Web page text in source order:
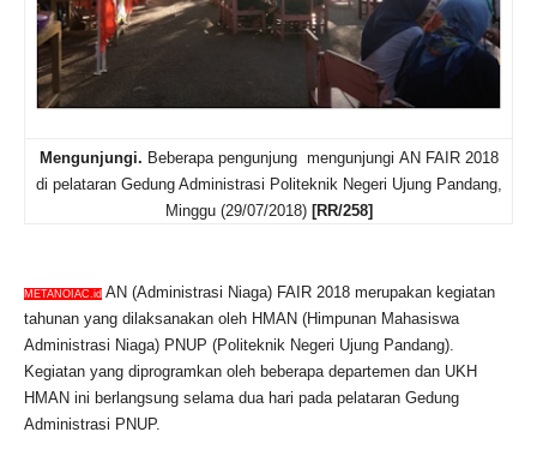
Mengunjungi. Beberapa pengunjung mengunjungi AN FAIR 2018
di pelataran Gedung Administrasi Politeknik Negeri Ujung Pandang,
Minggu (29/07/2018)[RR/258]
METANOIAC.id AN (Administrasi Niaga) FAIR 2018 merupakan kegiatan
tahunan yang dilaksanakan oleh HMAN (Himpunan Mahasiswa
Administrasi Niaga) PNUP (Politeknik Negeri Ujung Pandang).
Kegiatan yang diprogramkan oleh beberapa departemen dan UKH
HMAN ini berlangsung selama dua hari pada pelataran Gedung
Administrasi PNUP.